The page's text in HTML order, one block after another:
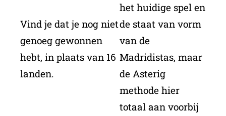
Vind je dat je nog niet
genoeg gewonnen
hebt, in plaats van 16
landen.
het huidige spel en
de staat van vorm
van de
Madridistas, maar
de Asterig
methode hier
totaal aan voorbij